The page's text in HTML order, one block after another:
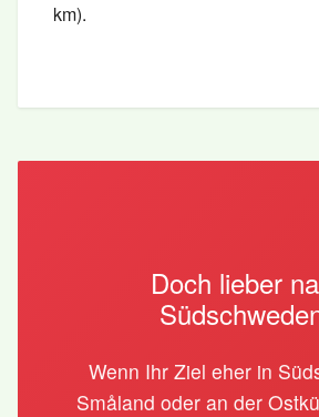
km).
Doch lieber
Wenn Ihr Ziel eher in
Småland oder an der